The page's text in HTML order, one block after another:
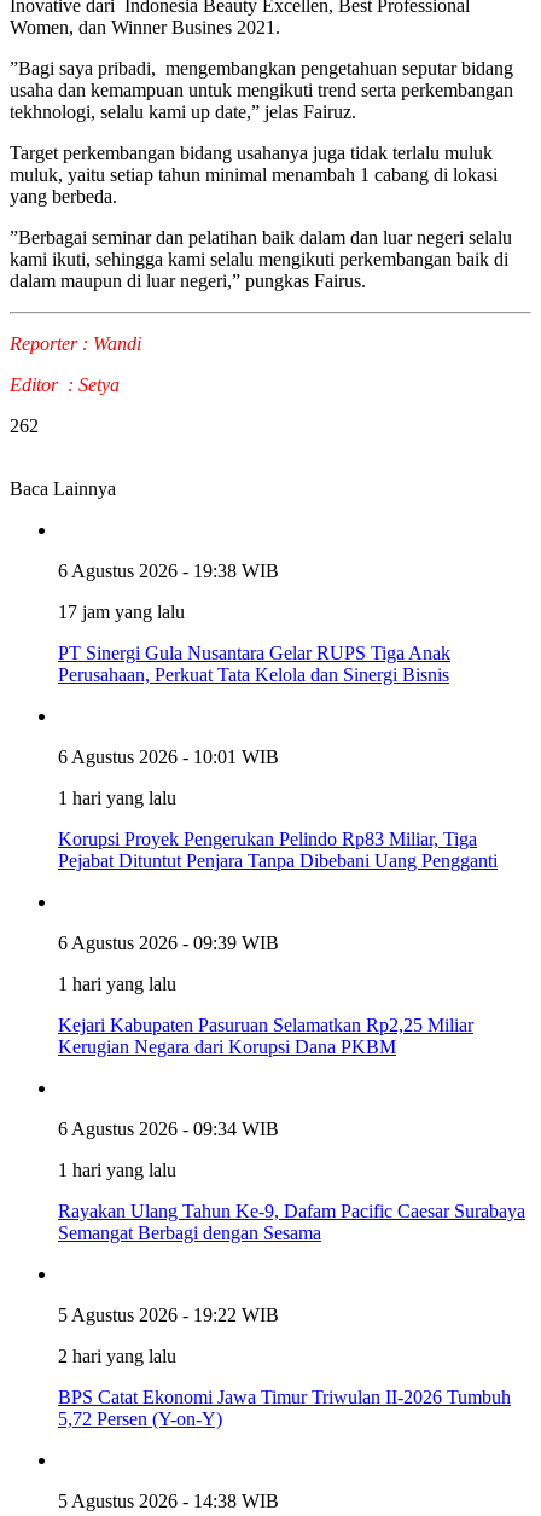
Inovative dari Indonesia Beauty Excellen, Best Professional
Women, dan Winner Busines 2021.
”Bagi saya pribadi, mengembangkan pengetahuan seputar bidang
usaha dan kemampuan untuk mengikuti trend serta perkembangan
tekhnologi, selalu kami up date,” jelas Fairuz.
Target perkembangan bidang usahanya juga tidak terlalu muluk
muluk, yaitu setiap tahun minimal menambah 1 cabang di lokasi
yang berbeda.
”Berbagai seminar dan pelatihan baik dalam dan luar negeri selalu
kami ikuti, sehingga kami selalu mengikuti perkembangan baik di
dalam maupun di luar negeri,” pungkas Fairus.
Reporter : Wandi
Editor : Setya
262
Baca Lainnya
6 Agustus 2026 - 19:38 WIB
17 jam yang lalu
PT Sinergi Gula Nusantara Gelar RUPS Tiga Anak
Perusahaan, Perkuat Tata Kelola dan Sinergi Bisnis
6 Agustus 2026 - 10:01 WIB
1 hari yang lalu
Korupsi Proyek Pengerukan Pelindo Rp83 Miliar, Tiga
Pejabat Dituntut Penjara Tanpa Dibebani Uang Pengganti
6 Agustus 2026 - 09:39 WIB
1 hari yang lalu
Kejari Kabupaten Pasuruan Selamatkan Rp2,25 Miliar
Kerugian Negara dari Korupsi Dana PKBM
6 Agustus 2026 - 09:34 WIB
1 hari yang lalu
Rayakan Ulang Tahun Ke-9, Dafam Pacific Caesar Surabaya
Semangat Berbagi dengan Sesama
5 Agustus 2026 - 19:22 WIB
2 hari yang lalu
BPS Catat Ekonomi Jawa Timur Triwulan II-2026 Tumbuh
5,72 Persen (Y-on-Y)
5 Agustus 2026 - 14:38 WIB